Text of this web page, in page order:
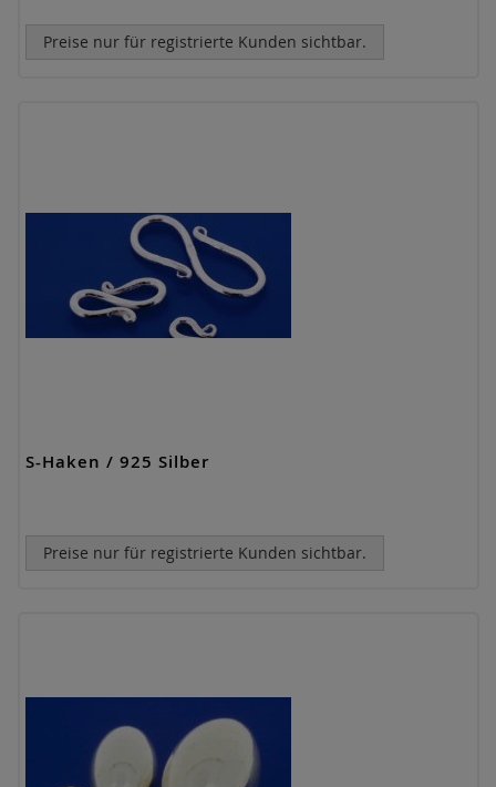
Preise nur für registrierte Kunden sichtbar.
S-Haken / 925 Silber
Preise nur für registrierte Kunden sichtbar.